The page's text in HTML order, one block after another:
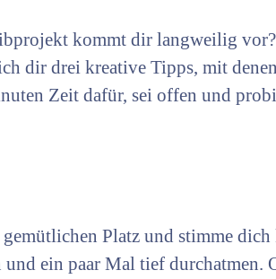
kommt dir langweilig
dir drei kreative Tipps, mit
Zeit dafür, sei offen und
Platz und stimme dich
ein paar Mal tief durchatmen.